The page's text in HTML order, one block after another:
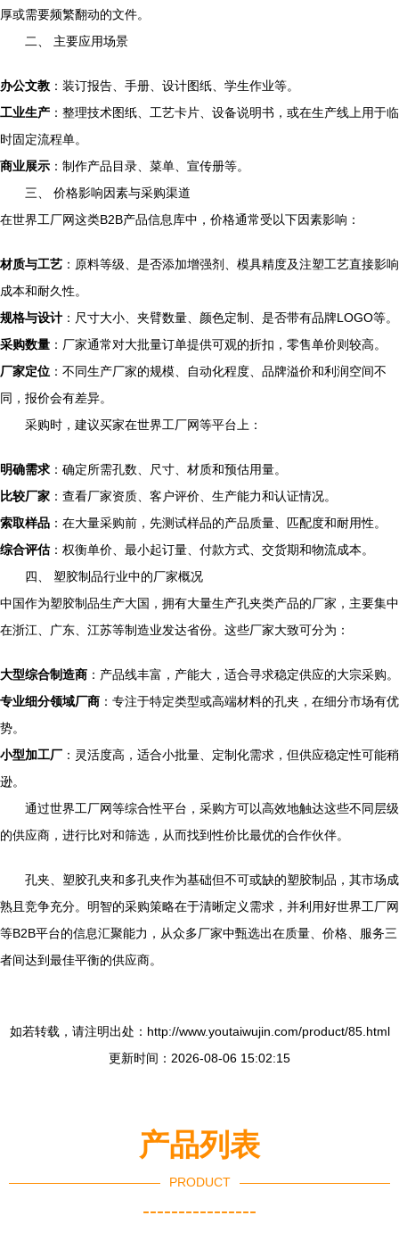
厚或需要频繁翻动的文件。
二、 主要应用场景
办公文教 ：装订报告、手册、设计图纸、学生作业等。
工业生产 ：整理技术图纸、工艺卡片、设备说明书，或在生产线上用于临
时固定流程单。
商业展示 ：制作产品目录、菜单、宣传册等。
三、 价格影响因素与采购渠道
在世界工厂网这类B2B产品信息库中，价格通常受以下因素影响：
材质与工艺 ：原料等级、是否添加增强剂、模具精度及注塑工艺直接影响
成本和耐久性。
规格与设计 ：尺寸大小、夹臂数量、颜色定制、是否带有品牌LOGO等。
采购数量 ：厂家通常对大批量订单提供可观的折扣，零售单价则较高。
厂家定位 ：不同生产厂家的规模、自动化程度、品牌溢价和利润空间不
同，报价会有差异。
采购时，建议买家在世界工厂网等平台上：
明确需求 ：确定所需孔数、尺寸、材质和预估用量。
比较厂家 ：查看厂家资质、客户评价、生产能力和认证情况。
索取样品 ：在大量采购前，先测试样品的产品质量、匹配度和耐用性。
综合评估：权衡单价、最小起订量、付款方式、交货期和物流成本。
四、 塑胶制品行业中的厂家概况
中国作为塑胶制品生产大国，拥有大量生产孔夹类产品的厂家，主要集中
在浙江、广东、江苏等制造业发达省份。这些厂家大致可分为：
大型综合制造商 ：产品线丰富，产能大，适合寻求稳定供应的大宗采购。
专业细分领域厂商 ：专注于特定类型或高端材料的孔夹，在细分市场有优
势。
小型加工厂 ：灵活度高，适合小批量、定制化需求，但供应稳定性可能稍
逊。
通过世界工厂网等综合性平台，采购方可以高效地触达这些不同层级
的供应商，进行比对和筛选，从而找到性价比最优的合作伙伴。
孔夹、塑胶孔夹和多孔夹作为基础但不可或缺的塑胶制品，其市场成
熟且竞争充分。明智的采购策略在于清晰定义需求，并利用好世界工厂网
等B2B平台的信息汇聚能力，从众多厂家中甄选出在质量、价格、服务三
者间达到最佳平衡的供应商。
如若转载，请注明出处：http://www.youtaiwujin.com/product/85.html
更新时间：2026-08-06 15:02:15
产品列表
PRODUCT
----------------